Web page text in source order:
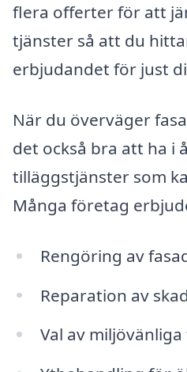
flera offerter för att
tjänster så att du
erbjudandet för just
När du överväger
det också bra att ha i
tilläggstjänster som
Många företag
Rengöring av
Reparation av
Val av